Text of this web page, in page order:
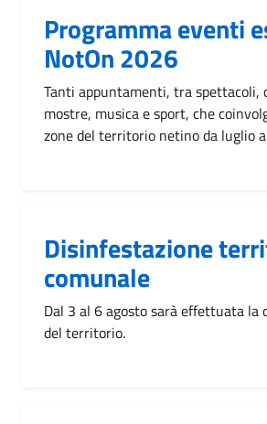
Programma eventi
NotOn 2026
Tanti appuntamenti, tra spettacoli,
mostre, musica e sport, che
zone del territorio netino da luglio
Disinfestazione
comunale
Dal 3 al 6 agosto sarà effettuata la
del territorio.